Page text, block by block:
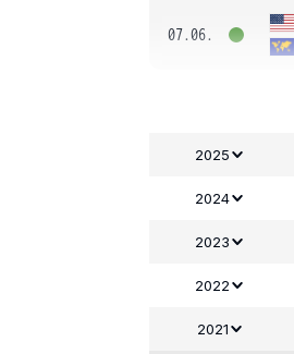
07.06.
2025
2024
2023
2022
2021